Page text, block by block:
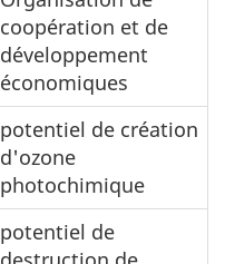
coopération et de
développement
économiques
potentiel de création
d'ozone
photochimique
potentiel de